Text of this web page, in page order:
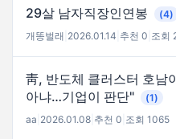
29살 남자직장인연봉
(4)
개똥벌래 2026.01.14 추천 0 조회
靑, 반도체 클러스터 호남
아냐…기업이 판단"
(1)
aa 2026.01.08 추천 0 조회 1065